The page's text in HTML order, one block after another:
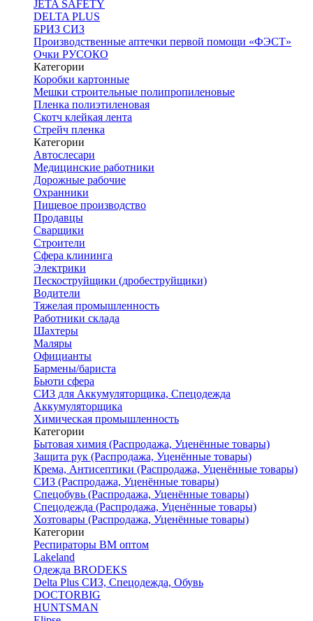
JETA SAFETY
DELTA PLUS
БРИЗ СИЗ
Производственные аптечки первой помощи «ФЭСТ»
Очки РУСОКО
Категории
Коробки картонные
Мешки строительные полипропиленовые
Пленка полиэтиленовая
Скотч клейкая лента
Стрейч пленка
Категории
Автослесари
Медицинские работники
Дорожные рабочие
Охранники
Пищевое производство
Продавцы
Сварщики
Строители
Сфера клининга
Электрики
Пескоструйщики (дробеструйщики)
Водители
Тяжелая промышленность
Работники склада
Шахтеры
Маляры
Официанты
Бармены/бариста
Бьюти сфера
СИЗ для Аккумуляторщика, Спецодежда
Аккумуляторщика
Химическая промышленность
Категории
Бытовая химия (Распродажа, Уценённые товары)
Защита рук (Распродажа, Уценённые товары)
Крема, Антисептики (Распродажа, Уценённые товары)
СИЗ (Распродажа, Уценённые товары)
Спецобувь (Распродажа, Уценённые товары)
Спецодежда (Распродажа, Уценённые товары)
Хозтовары (Распродажа, Уценённые товары)
Категории
Респираторы ВМ оптом
Lakeland
Одежда BRODEKS
Delta Plus СИЗ, Спецодежда, Обувь
DOCTORBIG
HUNTSMAN